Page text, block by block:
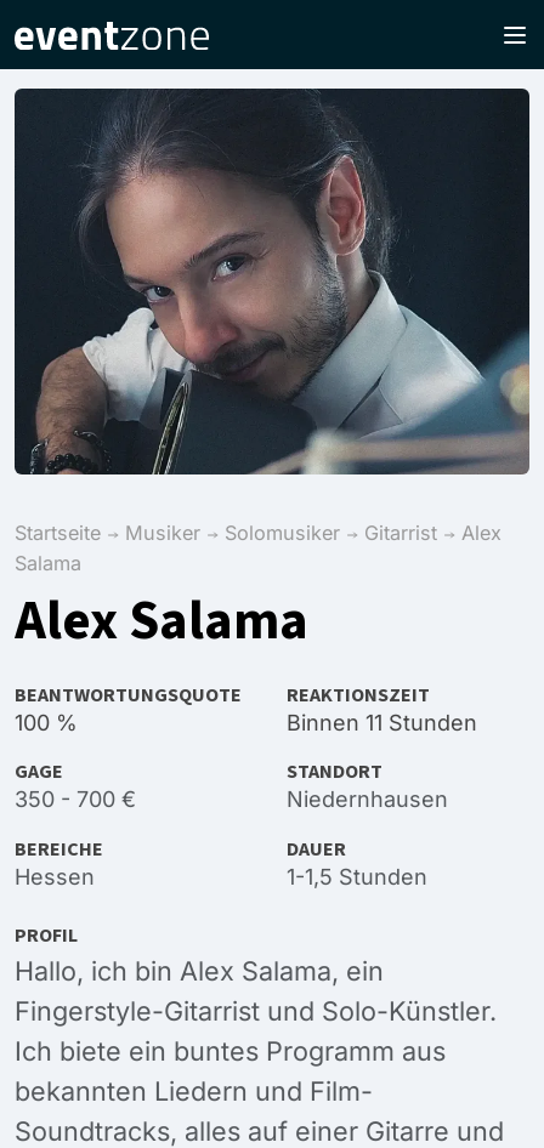
Startseite Musiker Solomusiker Gitarrist
Alex
Salama
Alex Salama
BEANTWORTUNGSQUOTE
100 %
REAKTIONSZEIT
Binnen 11 Stunden
GAGE
350 - 700 €
STANDORT
Niedernhausen
BEREICHE
Hessen
DAUER
1-1,5 Stunden
PROFIL
Hallo, ich bin Alex Salama, ein
Fingerstyle-Gitarrist und Solo-Künstler.
Ich biete ein buntes Programm aus
bekannten Liedern und Film-
Soundtracks, alles auf einer Gitarre und